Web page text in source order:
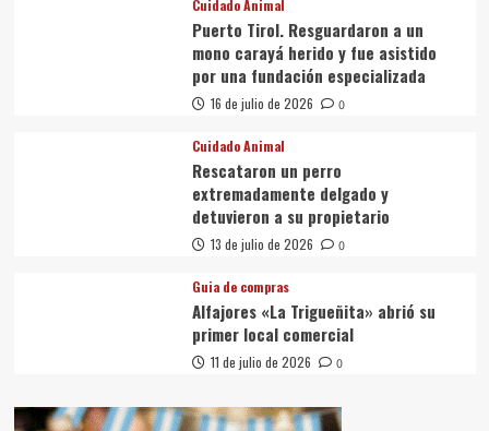
Cuidado Animal
Puerto Tirol. Resguardaron a un
mono carayá herido y fue asistido
por una fundación especializada
16 de julio de 2026 0
Cuidado Animal
Rescataron un perro
extremadamente delgado y
detuvieron a su propietario
13 de julio de 2026 0
Guia de compras
Alfajores «La Trigueñita» abrió su
primer local comercial
11 de julio de 2026 0